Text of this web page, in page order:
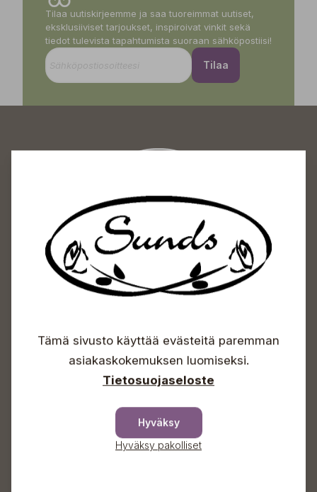
Tilaa uutiskirjeemme ja saa tuoreimmat uutiset,
eksklusiiviset tarjoukset, inspiroivat vinkit sekä
tiedot tulevista tapahtumista suoraan sähköpostiisi!
Tilaa
Sundin Puutarhakeskus
Avoinna
Arkisin 09-18
Lauantaisin 09-16
Sunnuntaisin Itsepalvelu
+358 50 388 9592
info(a)sunds.fi
Tämä sivusto käyttää evästeitä paremman
asiakaskokemuksen luomiseksi.
Tietosuojaseloste
Hyväksy
Hyväksy pakolliset